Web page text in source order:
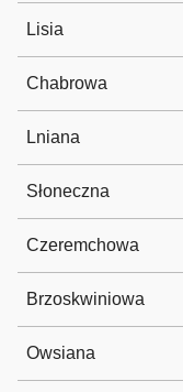
Lisia
Chabrowa
Lniana
Słoneczna
Czeremchowa
Brzoskwiniowa
Owsiana